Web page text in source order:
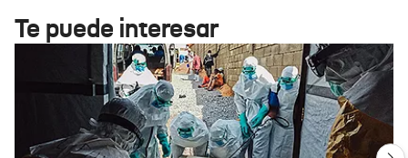
Te puede interesar